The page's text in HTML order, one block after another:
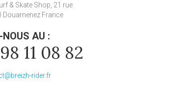
& Skate Shop, 21 rue
Douarnenez France
AU :
11 08 82
rider.fr